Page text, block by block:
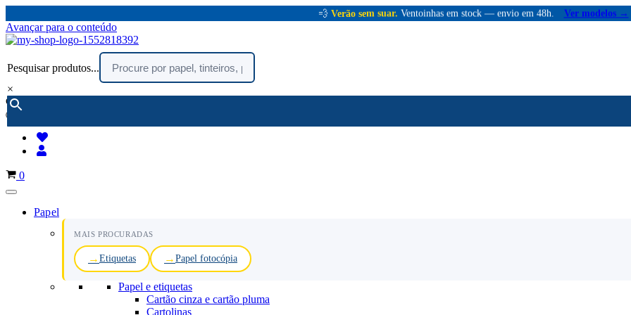
💨 Verão sem suar. Ventoinhas em stock — envio em 48h. Ver modelos →
Avançar para o conteúdo
Pesquisar produtos...
×
encomendar por telefone :
(chamada rede fixa nacional)
Carrinho
0
Papel
MAIS PROCURADAS
Etiquetas Papel fotocópia
Papel e etiquetas
Cartão cinza e cartão pluma
Cartolinas